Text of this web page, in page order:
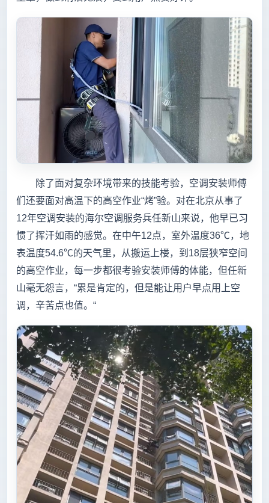
除了面对复杂环境带来的技能考验，空调安装师傅
们还要面对高温下的高空作业“烤”验。对在北京从事了
12年空调安装的海尔空调服务兵任新山来说，他早已习
惯了挥汗如雨的感觉。在中午12点，室外温度36℃，地
表温度54.6℃的天气里，从搬运上楼，到18层狭窄空间
的高空作业，每一步都很考验安装师傅的体能，但任新
山毫无怨言，“累是肯定的，但是能让用户早点用上空
调，辛苦点也值。“